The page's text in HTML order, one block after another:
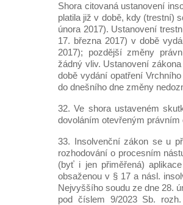
Shora citovaná ustanovení
platila již v době, kdy (trestní)
února 2017). Ustanovení
17. března 2017) v době
2017); pozdější změny
žádný vliv. Ustanovení
době vydání opatření
do dnešního dne změny
32. Ve shora ustaveném
dovoláním otevřeným
33. Insolvenční zákon se u
rozhodování o procesním
(byť i jen přiměřená)
obsaženou v § 17 a násl.
Nejvyššího soudu ze dne 28.
pod číslem 9/2023 Sb.